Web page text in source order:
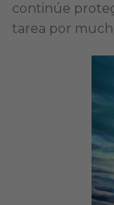
continúe
tarea por